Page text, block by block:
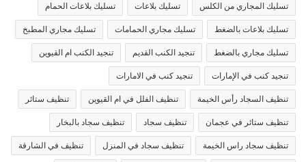
تسليك المجاري من الكلس تسليك بلاعات تسليك بلاعات الحمام
تسليك بلاعات بالضغط تسليك مجاري الحمامات تسليك مجاري المطبخ
تسليك مجاري بالضغط تنجيد الكنب القديم تنجيد الكنب ام القيوين
تنجيد كنب في الإمارات تنجيد كنب في الامارات
تنظيف السجاد رأس الخيمة تنظيف الفلل في ام القيوين تنظيف ستائر
تنظيف ستائر في عجمان تنظيف سجاد تنظيف سجاد بالبخار
تنظيف سجاد راس الخيمة تنظيف سجاد في المنزل تنظيف في الشارقة